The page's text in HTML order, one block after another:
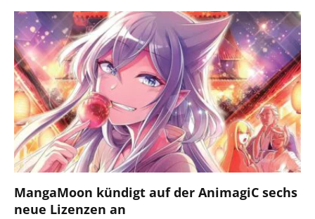
MangaMoon kündigt auf der AnimagiC sechs
neue Lizenzen an